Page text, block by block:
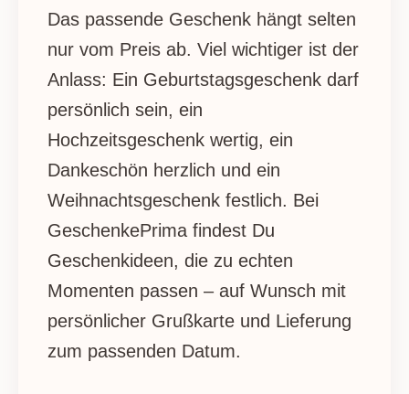
Das passende Geschenk hängt selten
nur vom Preis ab. Viel wichtiger ist der
Anlass: Ein Geburtstagsgeschenk darf
persönlich sein, ein
Hochzeitsgeschenk wertig, ein
Dankeschön herzlich und ein
Weihnachtsgeschenk festlich. Bei
GeschenkePrima findest Du
Geschenkideen, die zu echten
Momenten passen – auf Wunsch mit
persönlicher Grußkarte und Lieferung
zum passenden Datum.